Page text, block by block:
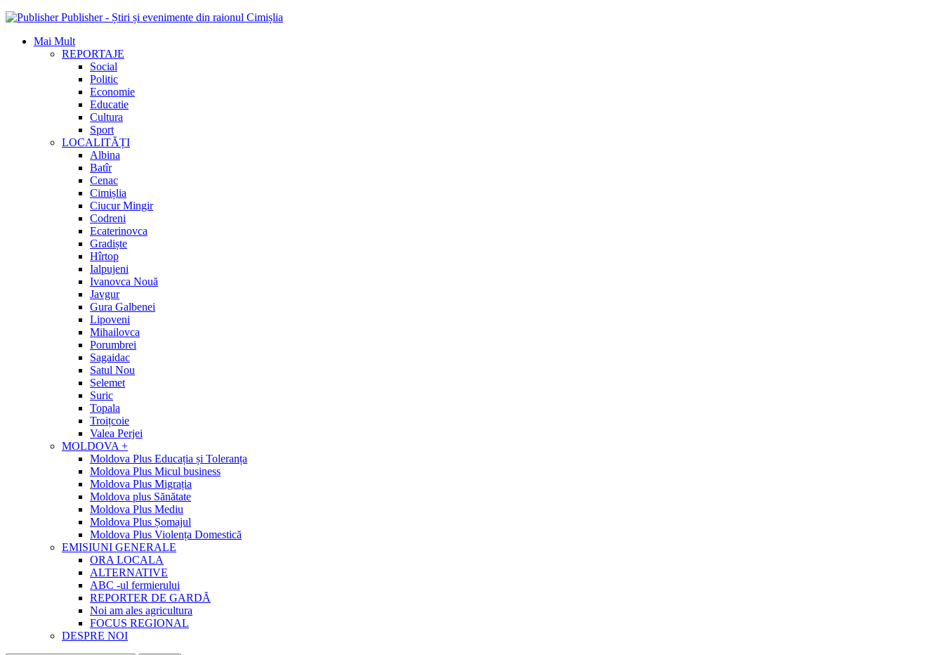
Publisher - Știri și evenimente din raionul Cimișlia
Mai Mult
REPORTAJE
Social
Politic
Economie
Educatie
Cultura
Sport
LOCALITĂȚI
Albina
Batîr
Cenac
Cimișlia
Ciucur Mingir
Codreni
Ecaterinovca
Gradiște
Hîrtop
Ialpujeni
Ivanovca Nouă
Javgur
Gura Galbenei
Lipoveni
Mihailovca
Porumbrei
Sagaidac
Satul Nou
Selemet
Suric
Topala
Troițcoie
Valea Perjei
MOLDOVA +
Moldova Plus Educația și Toleranța
Moldova Plus Micul business
Moldova Plus Migrația
Moldova plus Sănătate
Moldova Plus Mediu
Moldova Plus Șomajul
Moldova Plus Violența Domestică
EMISIUNI GENERALE
ORA LOCALA
ALTERNATIVE
ABC -ul fermierului
REPORTER DE GARDĂ
Noi am ales agricultura
FOCUS REGIONAL
DESPRE NOI